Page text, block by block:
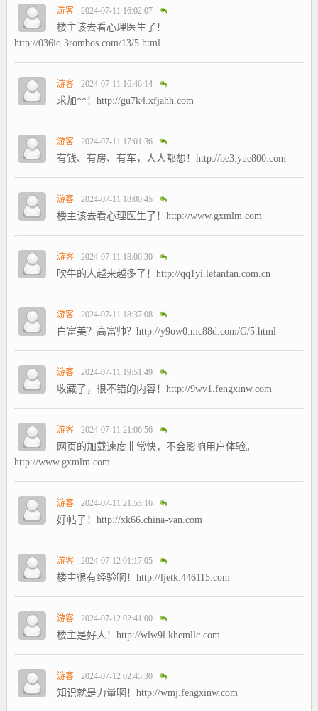
游客 2024-07-11 16:02:07
楼主该去看心理医生了！
http://036iq.3rombos.com/13/5.html
游客 2024-07-11 16:46:14
求加**！http://gu7k4.xfjahh.com
游客 2024-07-11 17:01:36
有钱、有房、有车，人人都想！http://be3.yue800.com
游客 2024-07-11 18:00:45
楼主该去看心理医生了！http://www.gxmlm.com
游客 2024-07-11 18:06:30
吹牛的人越来越多了！http://qq1yi.lefanfan.com.cn
游客 2024-07-11 18:37:08
白富美？高富帅？http://y9ow0.mc88d.com/G/5.html
游客 2024-07-11 19:51:49
收藏了，很不错的内容！http://9wv1.fengxinw.com
游客 2024-07-11 21:06:56
网页的加载速度非常快，不会影响用户体验。
http://www.gxmlm.com
游客 2024-07-11 21:53:16
好帖子！http://xk66.china-van.com
游客 2024-07-12 01:17:05
楼主很有经验啊！http://ljetk.446115.com
游客 2024-07-12 02:41:00
楼主是好人！http://wlw9l.khemllc.com
游客 2024-07-12 02:45:30
知识就是力量啊！http://wmj.fengxinw.com